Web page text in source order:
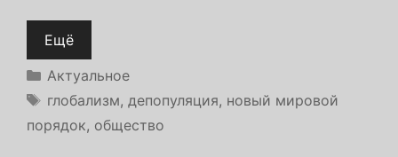
Ещё
Рубрики
Актуальное
Метки
глобализм, депопуляция, новый мировой
порядок, общество